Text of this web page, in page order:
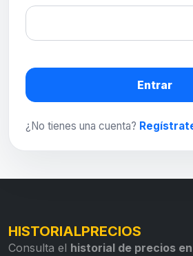
Entrar
¿No tienes una cuenta?
HISTORIALPRECIOS
Consulta el historial de precios